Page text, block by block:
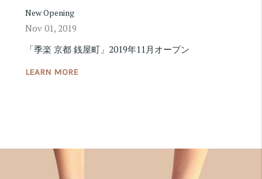
New Opening
Nov 01, 2019
「季楽 京都 銭屋町」2019年11月オープン
LEARN MORE